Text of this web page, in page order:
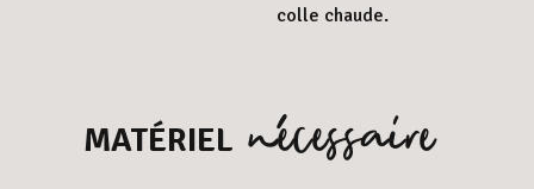
colle chaude.
MATÉRIEL nécessaire